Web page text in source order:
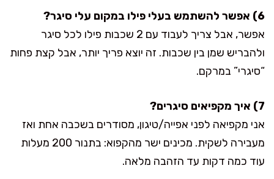
6) אפשר להשתמש בעלי פילו במקום עלי סיגר?
אפשר, אבל צריך לעבוד עם 2 שכבות פילו לכל סיגר
ולהבריש שמן בין שכבות. זה יוצא פריך יותר, אבל קצת פחות
“סיגרי” במרקם.
7) איך מקפיאים סיגרים?
אני מקפיאה לפני אפייה/טיגון, מסודרים בשכבה אחת ואז
מעבירה לשקית. מכינים ישר מהקפוא: בתנור 200 מעלות
עוד כמה דקות עד הזהבה מלאה.